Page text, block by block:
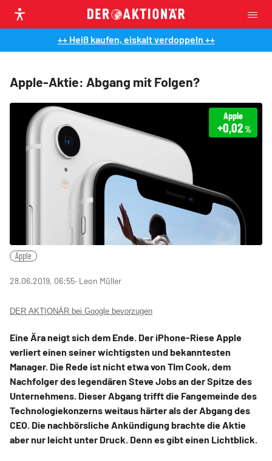
++ Heiß kaufen, eiskalt verdoppeln ++
Apple-Aktie: Abgang mit Folgen?
Apple
+0,02%
Apple
28.06.2019, 06:55‧ Leon Müller
DER AKTIONÄR bei Google bevorzugen
Eine Ära neigt sich dem Ende. Der iPhone-Riese Apple
verliert einen seiner wichtigsten und bekanntesten
Manager. Die Rede ist nicht etwa von TIm Cook, dem
Nachfolger des legendären Steve Jobs an der Spitze des
Unternehmens. Dieser Abgang trifft die Fangemeinde des
Technologiekonzerns weitaus härter als der Abgang des
CEO. Die nachbörsliche Ankündigung brachte die Aktie
aber nur leicht unter Druck. Denn es gibt einen Lichtblick.